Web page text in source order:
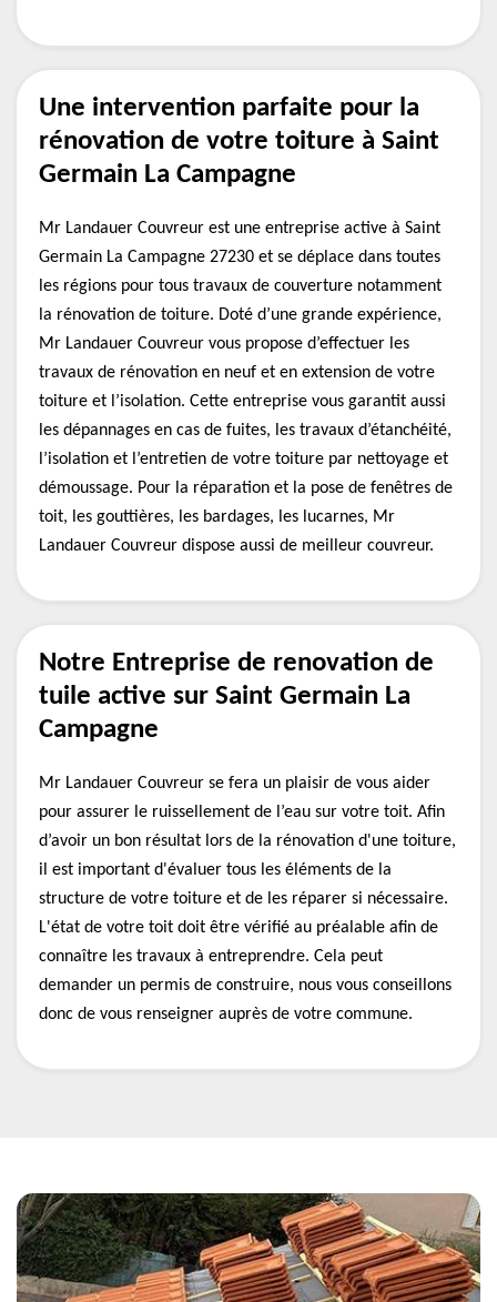
Une intervention parfaite pour la
rénovation de votre toiture à Saint
Germain La Campagne
Mr Landauer Couvreur est une entreprise active à Saint
Germain La Campagne 27230 et se déplace dans toutes
les régions pour tous travaux de couverture notamment
la rénovation de toiture. Doté d’une grande expérience,
Mr Landauer Couvreur vous propose d’effectuer les
travaux de rénovation en neuf et en extension de votre
toiture et l’isolation. Cette entreprise vous garantit aussi
les dépannages en cas de fuites, les travaux d’étanchéité,
l’isolation et l’entretien de votre toiture par nettoyage et
démoussage. Pour la réparation et la pose de fenêtres de
toit, les gouttières, les bardages, les lucarnes, Mr
Landauer Couvreur dispose aussi de meilleur couvreur.
Notre Entreprise de renovation de
tuile active sur Saint Germain La
Campagne
Mr Landauer Couvreur se fera un plaisir de vous aider
pour assurer le ruissellement de l’eau sur votre toit. Afin
d’avoir un bon résultat lors de la rénovation d'une toiture,
il est important d'évaluer tous les éléments de la
structure de votre toiture et de les réparer si nécessaire.
L'état de votre toit doit être vérifié au préalable afin de
connaître les travaux à entreprendre. Cela peut
demander un permis de construire, nous vous conseillons
donc de vous renseigner auprès de votre commune.